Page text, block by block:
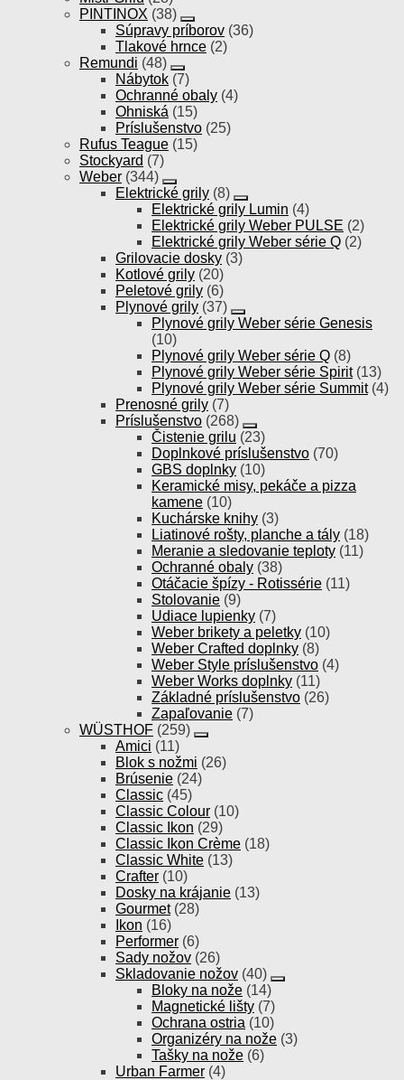
PINTINOX (38)
Súpravy príborov (36)
Tlakové hrnce (2)
Remundi (48)
Nábytok (7)
Ochranné obaly (4)
Ohniská (15)
Príslušenstvo (25)
Rufus Teague (15)
Stockyard (7)
Weber (344)
Elektrické grily (8)
Elektrické grily Lumin (4)
Elektrické grily Weber PULSE (2)
Elektrické grily Weber série Q (2)
Grilovacie dosky (3)
Kotlové grily (20)
Peletové grily (6)
Plynové grily (37)
Plynové grily Weber série Genesis
(10)
Plynové grily Weber série Q (8)
Plynové grily Weber série Spirit (13)
Plynové grily Weber série Summit (4)
Prenosné grily (7)
Príslušenstvo (268)
Čistenie grilu (23)
Doplnkové príslušenstvo (70)
GBS doplnky (10)
Keramické misy, pekáče a pizza
kamene (10)
Kuchárske knihy (3)
Liatinové rošty, planche a tály (18)
Meranie a sledovanie teploty (11)
Ochranné obaly (38)
Otáčacie špízy - Rotissérie (11)
Stolovanie (9)
Udiace lupienky (7)
Weber brikety a peletky (10)
Weber Crafted doplnky (8)
Weber Style príslušenstvo (4)
Weber Works doplnky (11)
Základné príslušenstvo (26)
Zapaľovanie (7)
WÜSTHOF (259)
Amici (11)
Blok s nožmi (26)
Brúsenie (24)
Classic (45)
Classic Colour (10)
Classic Ikon (29)
Classic Ikon Crème (18)
Classic White (13)
Crafter (10)
Dosky na krájanie (13)
Gourmet (28)
Ikon (16)
Performer (6)
Sady nožov (26)
Skladovanie nožov (40)
Bloky na nože (14)
Magnetické lišty (7)
Ochrana ostria (10)
Organizéry na nože (3)
Tašky na nože (6)
Urban Farmer (4)